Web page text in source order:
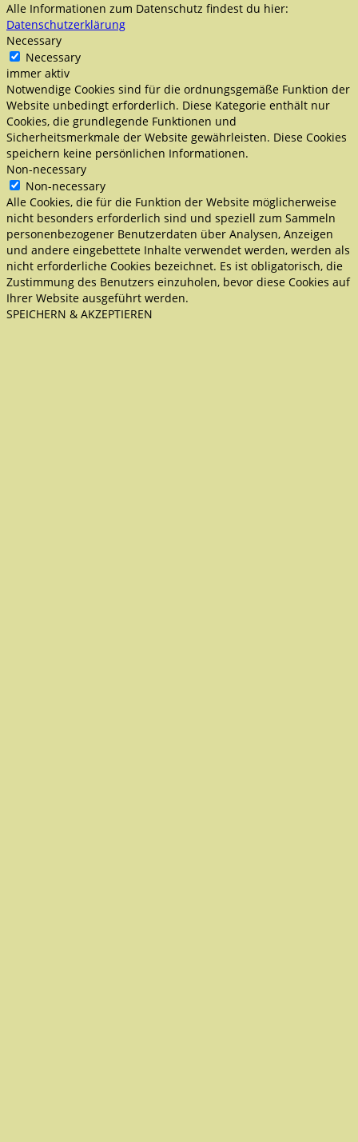
Alle Informationen zum Datenschutz findest du hier:
Datenschutzerklärung
Necessary
Necessary
immer aktiv
Notwendige Cookies sind für die ordnungsgemäße Funktion der
Website unbedingt erforderlich. Diese Kategorie enthält nur
Cookies, die grundlegende Funktionen und
Sicherheitsmerkmale der Website gewährleisten. Diese Cookies
speichern keine persönlichen Informationen.
Non-necessary
Non-necessary
Alle Cookies, die für die Funktion der Website möglicherweise
nicht besonders erforderlich sind und speziell zum Sammeln
personenbezogener Benutzerdaten über Analysen, Anzeigen
und andere eingebettete Inhalte verwendet werden, werden als
nicht erforderliche Cookies bezeichnet. Es ist obligatorisch, die
Zustimmung des Benutzers einzuholen, bevor diese Cookies auf
Ihrer Website ausgeführt werden.
SPEICHERN & AKZEPTIEREN